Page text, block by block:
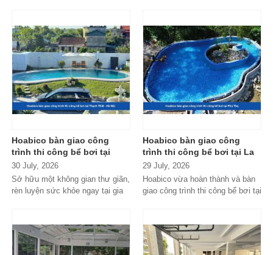
Hoabico bàn giao công
trình thi công bể bơi tại
Thạch Thất - Hà Nội
30 July, 2026
Sở hữu một không gian thư giãn,
rèn luyện sức khỏe ngay tại gia
Hoabico bàn giao công
trình thi công bể bơi tại La
Phủ - Phú Thọ
29 July, 2026
Hoabico vừa hoàn thành và bàn
giao công trình thi công bể bơi tại